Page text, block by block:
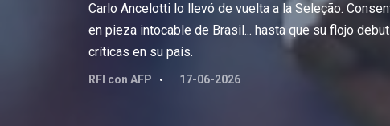
Carlo Ancelotti lo llevó de vuelta a la Seleção.
en pieza intocable de Brasil... hasta que su flojo
críticas en su país.
RFI con AFP 17-06-2026